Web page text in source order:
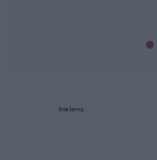
Reklama: